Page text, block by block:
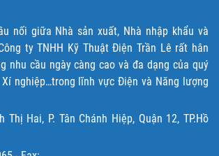
nối giữa Nhà sản xuất, Nhà nhập khẩu và
ty TNHH Kỹ Thuật Điện Trần Lê rất hân
nhu cầu ngày càng cao và đa dạng của quý
Xí nghiệp…trong lĩnh vực Điện và Năng lượng
Thị Hai, P. Tân Chánh Hiệp, Quận 12, TP.Hồ